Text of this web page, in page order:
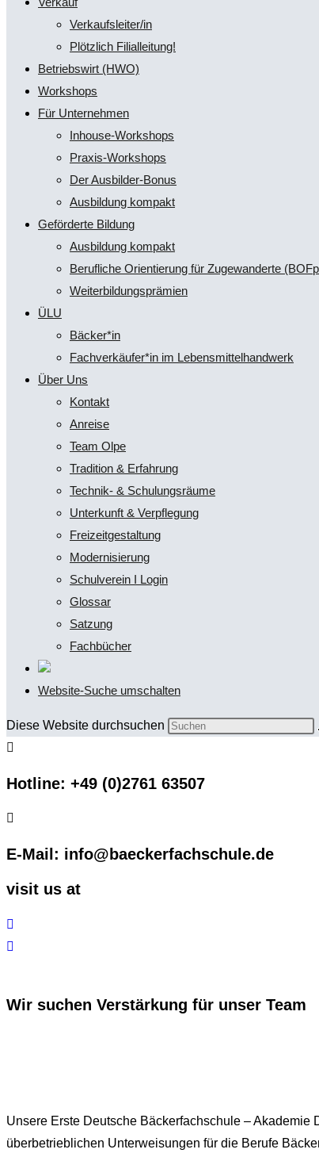
Verkaufsleiter/in
Plötzlich Filialleitung!
Betriebswirt (HWO)
Workshops
Für Unternehmen
Inhouse-Workshops
Praxis-Workshops
Der Ausbilder-Bonus
Ausbildung kompakt
Geförderte Bildung
Ausbildung kompakt
Berufliche Orientierung für Zugewanderte
Weiterbildungsprämien
ÜLU
Bäcker*in
Fachverkäufer*in im Lebensmittelhandwerk
Über Uns
Kontakt
Anreise
Team Olpe
Tradition & Erfahrung
Technik- & Schulungsräume
Unterkunft & Verpflegung
Freizeitgestaltung
Modernisierung
Schulverein I Login
Glossar
Satzung
Fachbücher
Website-Suche umschalten
Diese Website durchsuchen
Hotline: +49 (0)2761 63507
E-Mail: info@baeckerfachschule.de
visit us at
Wir suchen Verstärkung für unser Team
Unsere Erste Deutsche Bäckerfachschule –
überbetrieblichen Unterweisungen für die Berufe